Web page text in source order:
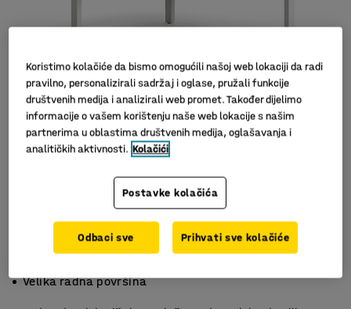
Funkcija memorije za tri visine
Velika radna površina
Koristimo kolačiće da bismo omogućili našoj web lokaciji da radi
pravilno, personalizirali sadržaj i oglase, pružali funkcije
društvenih medija i analizirali web promet. Također dijelimo
informacije o vašem korištenju naše web lokacije s našim
partnerima u oblastima društvenih medija, oglašavanja i
analitičkih aktivnosti. Kolačići
Postavke kolačića
Odbaci sve Prihvati sve kolačiće